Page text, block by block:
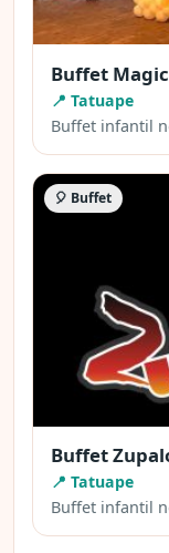
Buffet
📍 Tatuape
Buffet infantil
🎈 Buffet
Buffet
📍 Tatuape
Buffet infantil